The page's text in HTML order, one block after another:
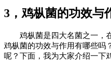
3，鸡枞菌的功效与
鸡枞菌是四大名菌之一，
鸡枞菌的功效与作用有哪些吗
呢？下面，我为大家介绍一下